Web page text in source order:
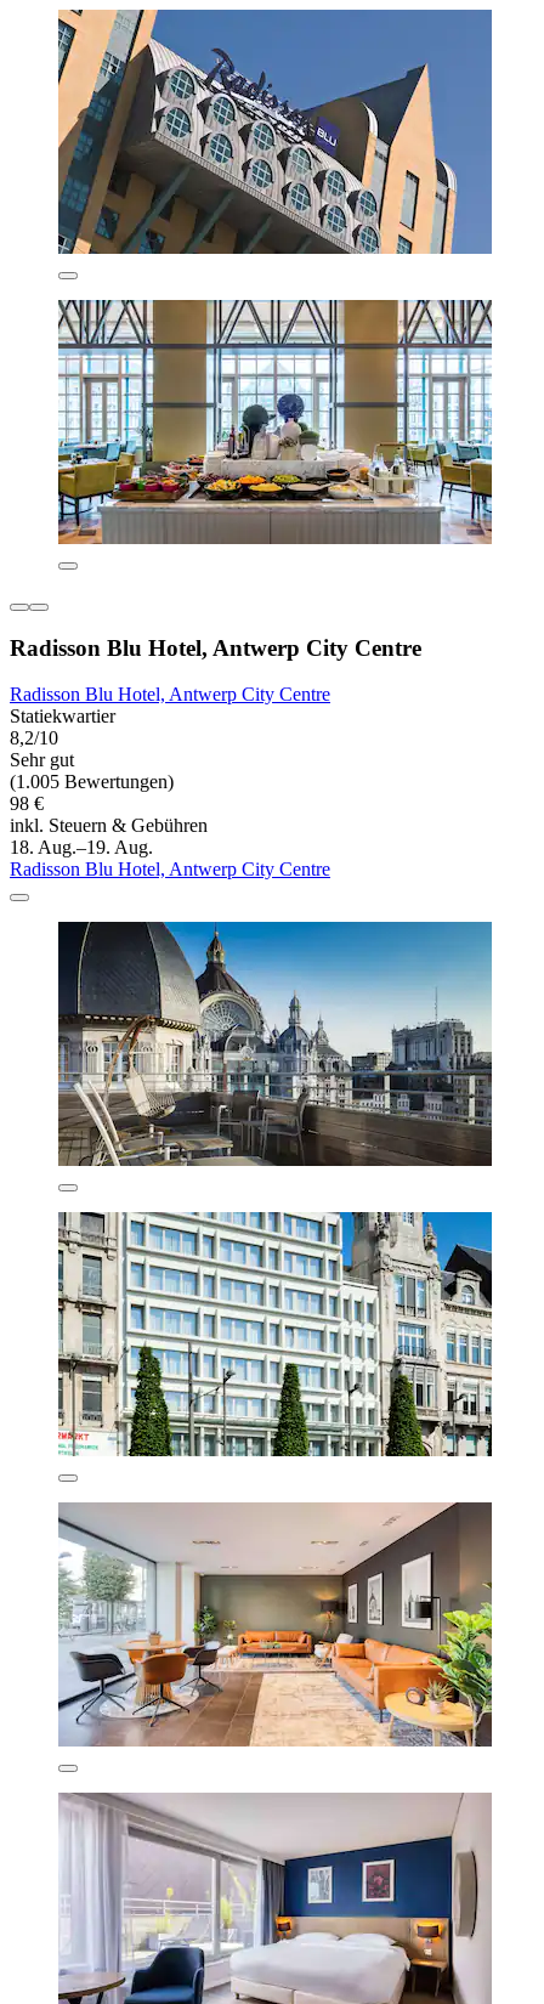
Radisson Blu Hotel, Antwerp City Centre
Radisson Blu Hotel, Antwerp City Centre
Statiekwartier
8,2/10
Sehr gut
(1.005 Bewertungen)
98 €
inkl. Steuern & Gebühren
18. Aug.–19. Aug.
Radisson Blu Hotel, Antwerp City Centre